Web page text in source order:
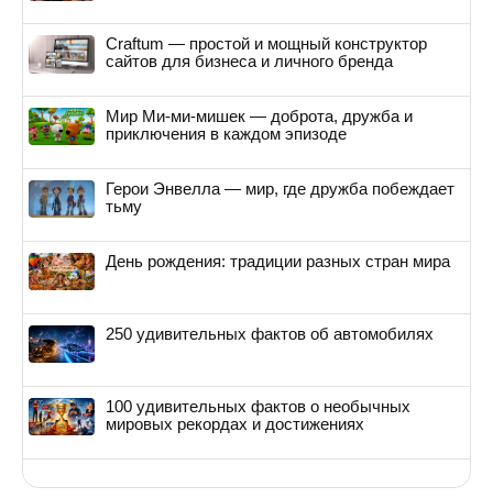
Craftum — простой и мощный конструктор
сайтов для бизнеса и личного бренда
Мир Ми-ми-мишек — доброта, дружба и
приключения в каждом эпизоде
Герои Энвелла — мир, где дружба побеждает
тьму
День рождения: традиции разных стран мира
250 удивительных фактов об автомобилях
100 удивительных фактов о необычных
мировых рекордах и достижениях